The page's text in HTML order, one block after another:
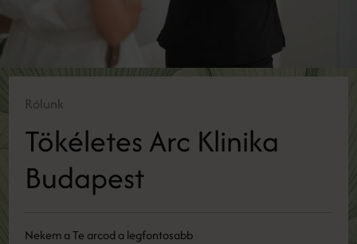
Rólunk
Tökéletes Arc Klinika
Budapest
Nekem a Te arcod a legfontosabb